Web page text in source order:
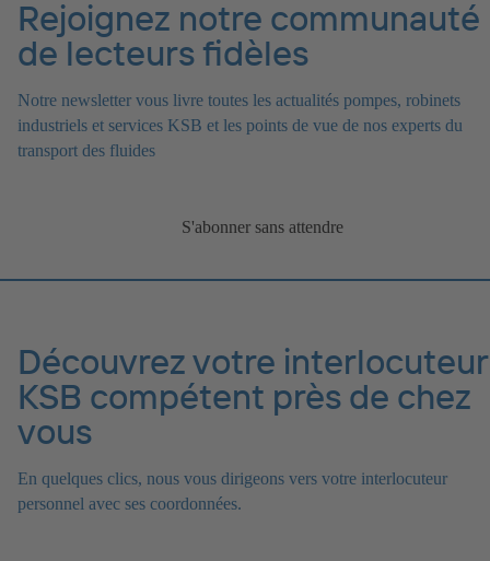
Rejoignez notre communauté
de lecteurs fidèles
Notre newsletter vous livre toutes les actualités pompes, robinets
industriels et services KSB et les points de vue de nos experts du
transport des fluides
S'abonner sans attendre
Découvrez votre interlocuteur
KSB compétent près de chez
vous
En quelques clics, nous vous dirigeons vers votre interlocuteur
personnel avec ses coordonnées.